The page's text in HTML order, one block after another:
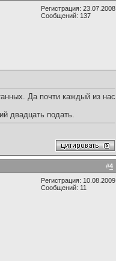
Регистрация: 23.07.2008
Сообщений: 137
Да почти каждый из нас
двадцать подать.
#4
Регистрация: 10.08.2009
Сообщений: 11